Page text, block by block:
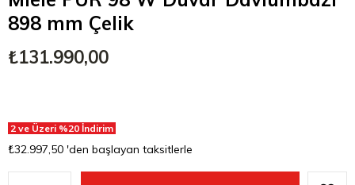
898 mm Çelik
₺131.990,00
2 ve Üzeri %20 İndirim
₺32.997,50 'den başlayan taksitlerle